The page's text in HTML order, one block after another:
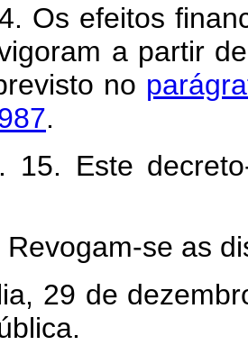
Os efeitos
a partir
no
.
15. Este
Revogam-se as
de dezembro